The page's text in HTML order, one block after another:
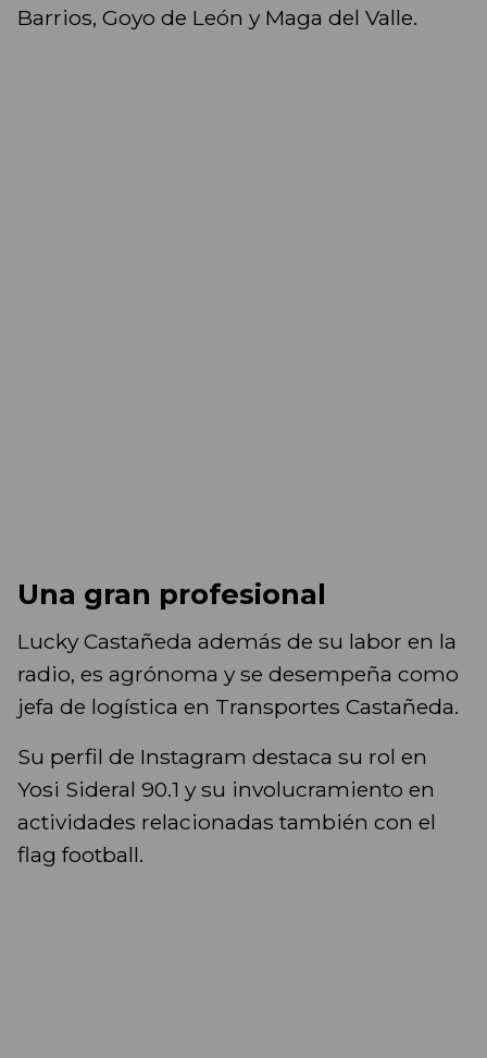
Barrios, Goyo de León y Maga del Valle.
Una gran profesional
Lucky Castañeda además de su labor en la
radio, es agrónoma y se desempeña como
jefa de logística en Transportes Castañeda.
Su perfil de Instagram destaca su rol en
Yosi Sideral 90.1 y su involucramiento en
actividades relacionadas también con el
flag football.